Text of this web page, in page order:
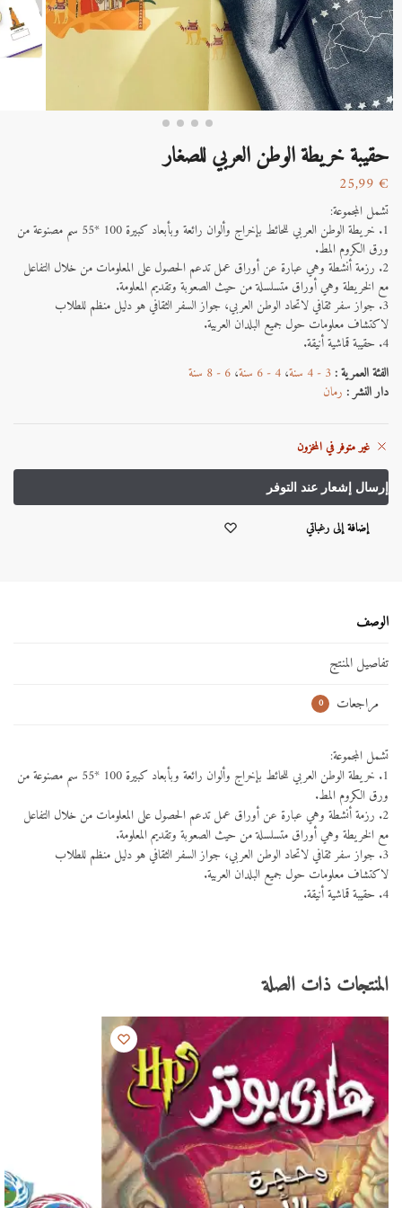
حقيبة خريطة الوطن العربي للصغار
25,99 €
تشمل المجموعة:
1. خريطة الوطن العربي للحائط بإخراج وألوان رائعة وبأبعاد كبيرة 100 *55 سم مصنوعة من
ورق الكروم المط.
2. رزمة أنشطة وهي عبارة عن أوراق عمل تدعم الحصول على المعلومات من خلال التفاعل
مع الخريطة وهي أوراق متسلسلة من حيث الصعوبة وتقديم المعلومة.
3. جواز سفر ثقافي لاتحاد الوطن العربي، جواز السفر الثقافي هو دليل منظم للطلاب
لاكتشاف معلومات حول جميع البلدان العربية.
4. حقيبة قماشية أنيقة.
الفئة العمرية :3 - 4 سنة ، 4 - 6 سنة ، 6 - 8 سنة
دار النشر : رمان
غير متوفر في المخزون
إضافة إلى رغباتي
الوصف
تفاصيل المنتج
مراجعات
0
تشمل المجموعة:
1. خريطة الوطن العربي للحائط بإخراج وألوان رائعة وبأبعاد كبيرة 100 *55 سم مصنوعة من
ورق الكروم المط.
2. رزمة أنشطة وهي عبارة عن أوراق عمل تدعم الحصول على المعلومات من خلال التفاعل
مع الخريطة وهي أوراق متسلسلة من حيث الصعوبة وتقديم المعلومة.
3. جواز سفر ثقافي لاتحاد الوطن العربي، جواز السفر الثقافي هو دليل منظم للطلاب
لاكتشاف معلومات حول جميع البلدان العربية.
4. حقيبة قماشية أنيقة.
المنتجات ذات الصلة